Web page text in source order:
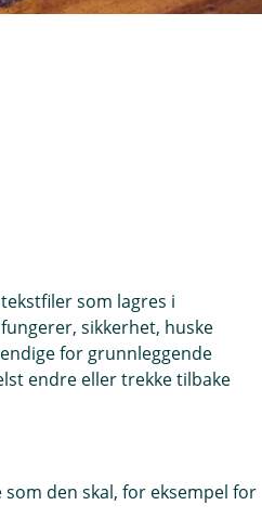
det lurt å være ute
Har du spørsmål?
Vi hjelper deg
Vi gir deg råd
Avtal en tid som
som lagres i
sikkerhet, huske
for grunnleggende
endre eller trekke tilbake
den skal, for eksempel for